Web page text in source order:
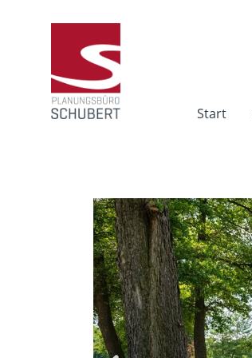
Start